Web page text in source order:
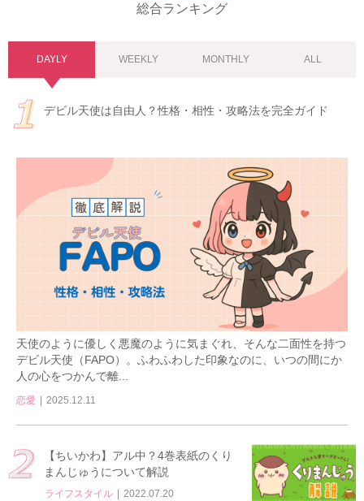
総合ランキング
DAYLY WEEKLY MONTHLY ALL
デビル天使は自由人？性格・相性・攻略法を完全ガイド
天使のように優しく悪魔のように気まぐれ、そんな二面性を持つ
デビル天使（FAPO）。ふわふわした印象なのに、いつの間にか
人の心をつかんで離...
恋愛 2025.12.11
【ちいかわ】アル中？4巻表紙のくり
まんじゅうについて解説
ライフスタイル 2022.07.20